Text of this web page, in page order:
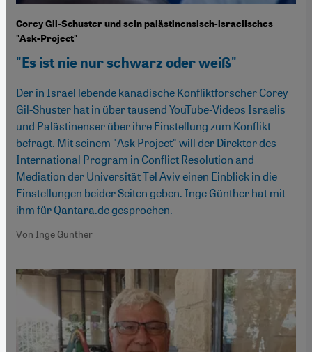
Corey Gil-Schuster und sein palästinensisch-israelisches
"Ask-Project"
"Es ist nie nur schwarz oder weiß"
Der in Israel lebende kanadische Konfliktforscher Corey
Gil-Shuster hat in über tausend YouTube-Videos Israelis
und Palästinenser über ihre Einstellung zum Konflikt
befragt. Mit seinem "Ask Project" will der Direktor des
International Program in Conflict Resolution and
Mediation der Universität Tel Aviv einen Einblick in die
Einstellungen beider Seiten geben. Inge Günther hat mit
ihm für Qantara.de gesprochen.
Von Inge Günther